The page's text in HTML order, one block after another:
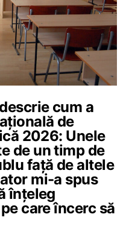
cum a
de
2026: Unele
de un timp de
față de altele
mi-a spus
înțeleg
care încerc să